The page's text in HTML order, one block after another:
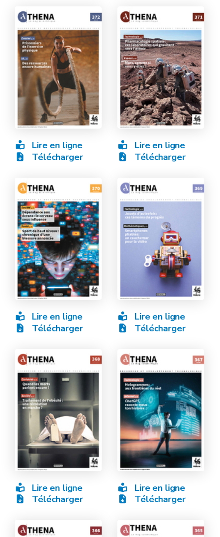
Lire en ligne
Télécharger
Lire en ligne
Télécharger
Lire en ligne
Télécharger
Lire en ligne
Télécharger
Lire en ligne
Télécharger
Lire en ligne
Télécharger